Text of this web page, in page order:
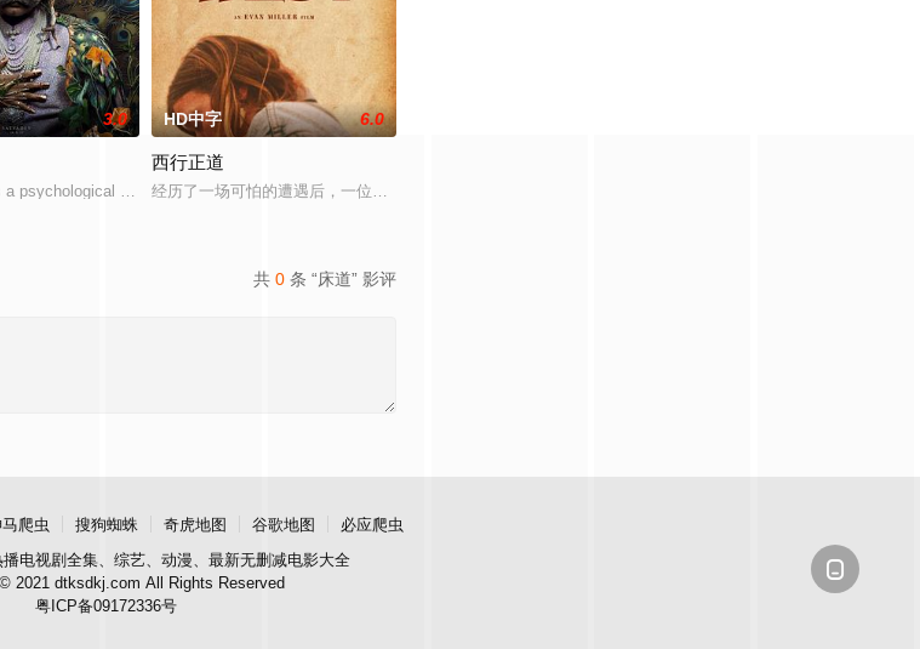
方法，而一步步踏入在追求理想的理性与
一场颁奖典礼后，被一种突如其来的冲动驱使。回到布宜诺斯艾利斯后，她什么
3.0
a psychological drama set against the backdro
HD中字 6.0
西行正道
经历了一场可怕的遭遇后，一位小镇女子向疏远的哥哥借了钱，独自一人踏上穿越西德克萨斯州的旅程，寻求
共 0 条 “床道” 影评

爬虫 搜狗蜘蛛 奇虎地图 谷歌地图
必应爬虫
电视剧全集、综艺、动漫、最新无删减电影大全
2021 dtksdkj.com All Rights Reserved
粤ICP备09172336号